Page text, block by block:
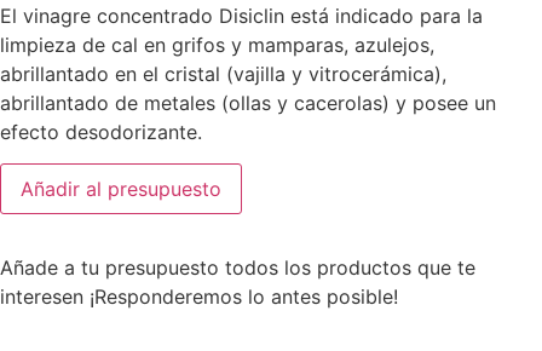
El vinagre concentrado Disiclin está indicado para la
limpieza de cal en grifos y mamparas, azulejos,
abrillantado en el cristal (vajilla y vitrocerámica),
abrillantado de metales (ollas y cacerolas) y posee un
efecto desodorizante.
Añadir al presupuesto
Añade a tu presupuesto todos los productos que te
interesen ¡Responderemos lo antes posible!